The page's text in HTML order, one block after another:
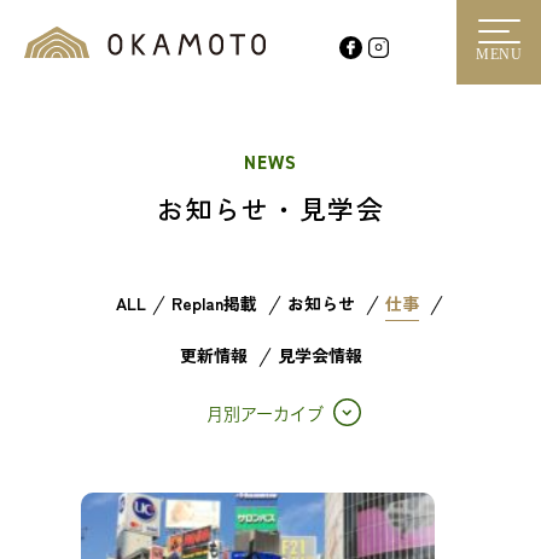
MENU
NEWS
お知らせ・見学会
ALL Replan掲載 お知らせ 仕事
更新情報 見学会情報
月別アーカイブ